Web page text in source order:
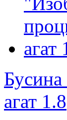
агат 1.8